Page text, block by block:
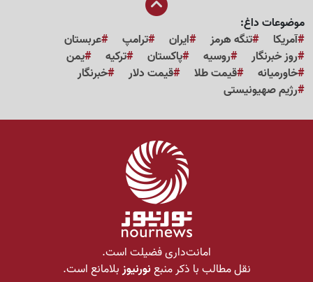
موضوعات داغ:
آمریکا
تنگه هرمز ایران ترامپ
عربستان
روز خبرنگار
روسیه پاکستان ترکیه
یمن
خاورمیانه
قیمت طلا قیمت دلار
خبرنگار
رژیم صهیونیستی
امانت‌داری فضیلت است.
نقل مطالب با ذکر منبعنورنیوزبلامانع است.